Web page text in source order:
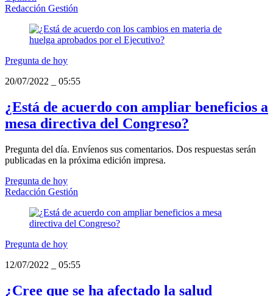
Redacción Gestión
Pregunta de hoy
20/07/2022
05:55
¿Está de acuerdo con ampliar beneficios a
mesa directiva del Congreso?
Pregunta del día. Envíenos sus comentarios. Dos respuestas serán
publicadas en la próxima edición impresa.
Pregunta de hoy
Redacción Gestión
Pregunta de hoy
12/07/2022
05:55
¿Cree que se ha afectado la salud